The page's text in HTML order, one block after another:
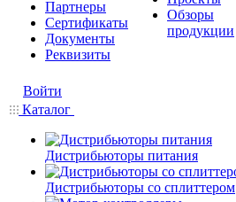
Партнеры
Сертификаты
Документы
Реквизиты
Обзоры
продукции
Войти
Каталог
Дистрибьюторы питания
Дистрибьюторы со сплиттером